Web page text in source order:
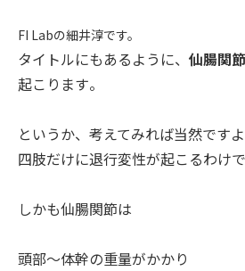
FI Labの細井淳です。
タイトルにもあるように、 仙腸関
起こります。
というか、考えてみれば当然ですよ
四肢だけに退行変性が起こるわけで
しかも仙腸関節は
頭部～体幹の重量がかかり